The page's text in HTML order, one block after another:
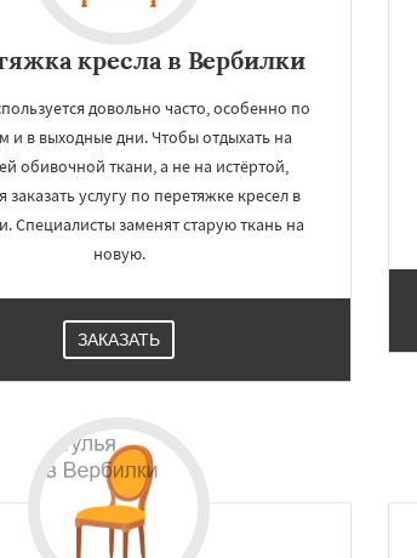
кресла в Вербилки
довольно часто, особенно по
и в выходные дни. Чтобы отдыхать на
обивочной ткани, а не на истёртой,
заказать услугу по перетяжке кресел в
Специалисты заменят старую ткань на
новую.
ЗАКАЗАТЬ